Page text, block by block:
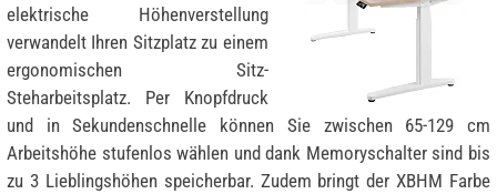
elektrische Höhenverstellung
verwandelt Ihren Sitzplatz zu einem
ergonomischen Sitz-
Steharbeitsplatz. Per Knopfdruck
und in Sekundenschnelle können Sie zwischen 65-129 cm
Arbeitshöhe stufenlos wählen und dank Memoryschalter sind bis
zu 3 Lieblingshöhen speicherbar. Zudem bringt der XBHM Farbe